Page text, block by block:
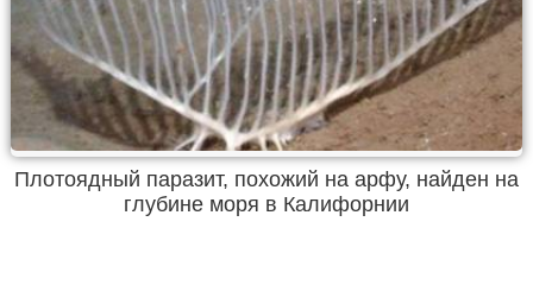
Плотоядный паразит, похожий на арфу, найден на
глубине моря в Калифорнии